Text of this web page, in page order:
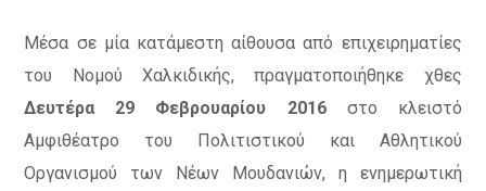
Μέσα σε μία κατάμεστη αίθουσα από επιχειρηματίες
του Νομού Χαλκιδικής, πραγματοποιήθηκε χθες
Δευτέρα 29 Φεβρουαρίου 2016στο κλειστό
Αμφιθέατρο του Πολιτιστικού και Αθλητικού
Οργανισμού των Νέων Μουδανιών, η ενημερωτική